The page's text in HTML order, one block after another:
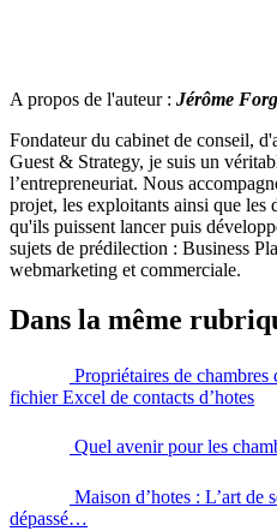
A propos de l'auteur : Jérôme
Fondateur du cabinet de conseil,
Guest & Strategy, je suis un
l’entrepreneuriat. Nous
projet, les exploitants ainsi que les
qu'ils puissent lancer puis
sujets de prédilection : Business
webmarketing et commerciale.
Dans la même
Propriétaires de chambres
fichier Excel de contacts d’hotes
Quel avenir pour les
Maison d’hotes : L’art de
dépassé…